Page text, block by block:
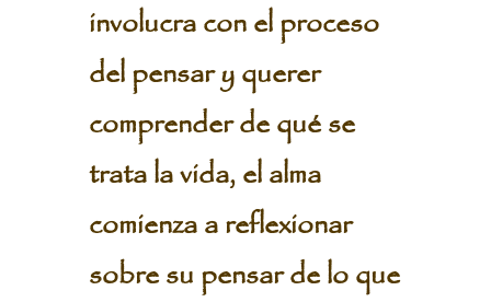
involucra con el proceso
del pensar y querer
comprender de qué se
trata la vida, el alma
comienza a reflexionar
sobre su pensar de lo que